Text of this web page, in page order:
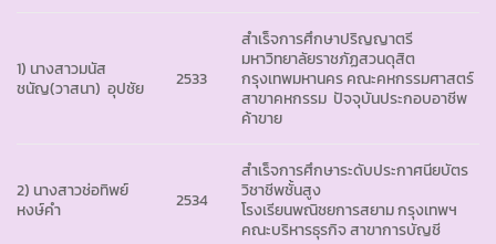
1) นางสาวมนัส
ชนัญ(วาสนา) อุปชัย
2533
สำเร็จการศึกษาปริญญาตรี
มหาวิทยาลัยราชภัฏสวนดุสิต
กรุงเทพมหานคร คณะคหกรรมศาสตร์
สาขาคหกรรม ปัจจุบันประกอบอาชีพ
ค้าขาย
2) นางสาวช่อทิพย์
หงษ์คำ
2534
สำเร็จการศึกษาระดับประกาศนียบัตร
วิชาชีพชั้นสูง
โรงเรียนพณิชยการสยาม กรุงเทพฯ
คณะบริหารธุรกิจ สาขาการบัญชี